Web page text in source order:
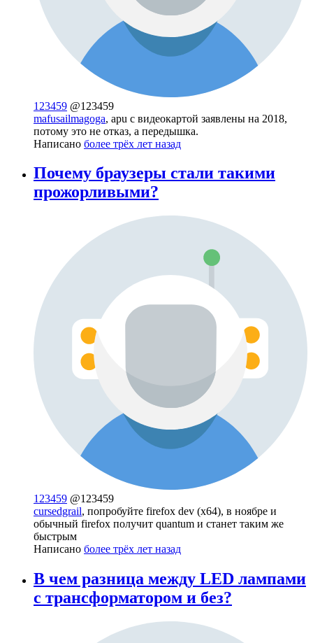
123459 @123459
mafusailmagoga, apu с видеокартой заявлены на 2018,
потому это не отказ, а передышка.
Написано более трёх лет назад
Почему браузеры стали такими
прожорливыми?
123459 @123459
cursedgrail, попробуйте firefox dev (x64), в ноябре и
обычный firefox получит quantum и станет таким же
быстрым
Написано более трёх лет назад
В чем разница между LED лампами
с трансформатором и без?